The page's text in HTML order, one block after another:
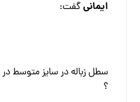
ایمانیگفت:
سطل زباله در سایز متوسط
؟